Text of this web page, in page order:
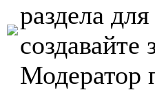
раздела
создавайте
Модератор